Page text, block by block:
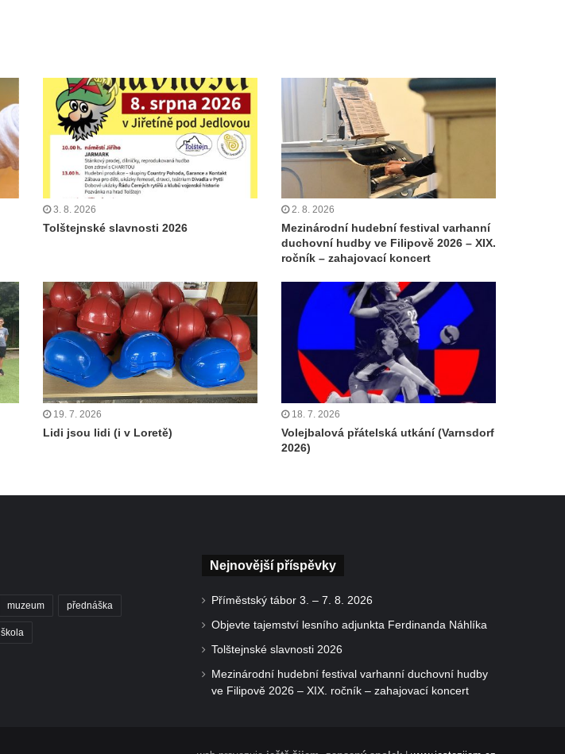
3. 8. 2026
Tolštejnské slavnosti 2026
2. 8. 2026
Mezinárodní hudební festival varhanní
duchovní hudby ve Filipově 2026 – XIX.
ročník – zahajovací koncert
19. 7. 2026
Lidi jsou lidi (i v Loretě)
18. 7. 2026
Volejbalová přátelská utkání (Varnsdorf
2026)
muzeum přednáška
škola
Nejnovější příspěvky
Příměstský tábor 3. – 7. 8. 2026
Objevte tajemství lesního adjunkta Ferdinanda Náhlíka
Tolštejnské slavnosti 2026
Mezinárodní hudební festival varhanní duchovní hudby
ve Filipově 2026 – XIX. ročník – zahajovací koncert